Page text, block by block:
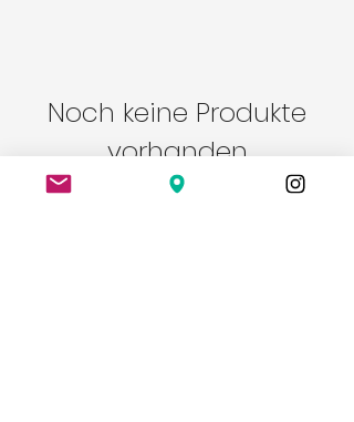
Noch keine Produkte
vorhanden
Bitte eine andere Kategorie wählen,